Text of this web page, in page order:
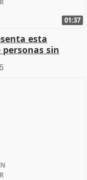
01:37
esta
sin